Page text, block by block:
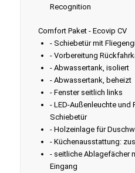
Recognition
Comfort Paket - Ecovip CV
- Schiebetür mit
- Vorbereitung
- Abwassertank, isoliert
- Abwassertank, beheizt
- Fenster seitlich links
- LED-Außenleuchte und
Schiebetür
- Holzeinlage für
- Küchenausstattung:
- seitliche Ablagefächer
Eingang